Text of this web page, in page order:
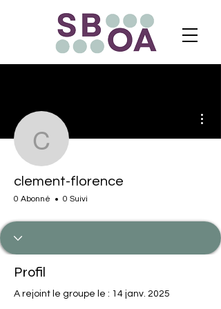
clement-florence
clement-florence
0 Abonné 0 Suivi
Profil
A rejoint le groupe le : 14 janv. 2025